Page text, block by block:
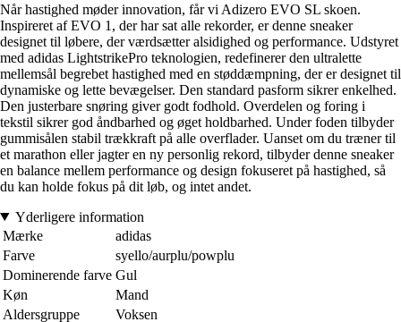
Når hastighed møder innovation, får vi Adizero EVO SL skoen.
Inspireret af EVO 1, der har sat alle rekorder, er denne sneaker
designet til løbere, der værdsætter alsidighed og performance. Udstyret
med adidas LightstrikePro teknologien, redefinerer den ultralette
mellemsål begrebet hastighed med en støddæmpning, der er designet til
dynamiske og lette bevægelser. Den standard pasform sikrer enkelhed.
Den justerbare snøring giver godt fodhold. Overdelen og foring i
tekstil sikrer god åndbarhed og øget holdbarhed. Under foden tilbyder
gummisålen stabil trækkraft på alle overflader. Uanset om du træner til
et marathon eller jagter en ny personlig rekord, tilbyder denne sneaker
en balance mellem performance og design fokuseret på hastighed, så
du kan holde fokus på dit løb, og intet andet.
Yderligere information
Mærke
adidas
Farve
syello/aurplu/powplu
Dominerende farve Gul
Køn
Mand
Aldersgruppe
Voksen